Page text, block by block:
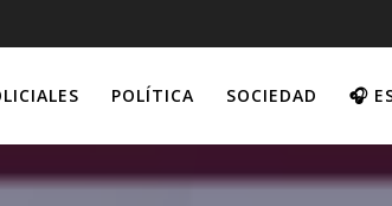
POLÍTICA SOCIEDAD 🎧